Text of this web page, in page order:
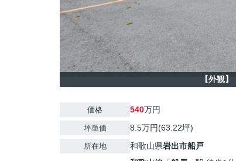
【外観】
価格 540万円
坪単価 8.5万円(63.22坪)
所在地 和歌山県岩出市船戸